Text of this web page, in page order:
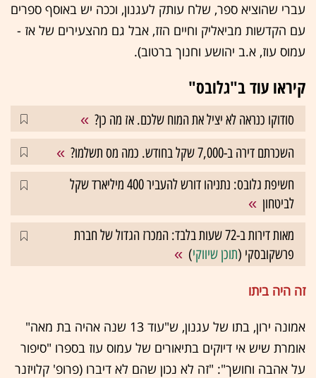
עברי שהוציא ספר, שלח עותק לעגנון, וככה יש באוסף ספרים
עם הקדשות מביאליק וחיים הזז, אבל גם מהצעירים של אז -
עמוס עוז, א.ב יהושע וחנוך ברטוב).
קיראו עוד ב"גלובס"
סודוקו כנראה לא יציל את המוח שלכם. אז מה כן?
השכרתם דירה ב-7,000 שקל בחודש. כמה מס תשלמו?
חשיפת גלובס: נתניהו דורש להעביר 400 מיליארד שקל
לביטחון
מאות דירות ב-72 שעות בלבד: המכרז הגדול של חברת
פרשקובסקי (תוכן שיווקי)
זה היה ביתו
אמונה ירון, בתו של עגנון, ש"עוד 13 שנה אהיה בת מאה"
אומרת שיש אי דיוקים בתיאורים של עמוס עוז בספרו "סיפור
על אהבה וחושך": "זה לא נכון שהם לא דיברו (פרופ' קלויזנר